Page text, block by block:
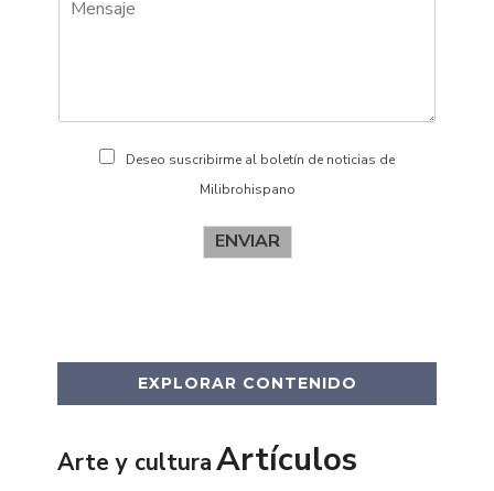
Deseo suscribirme al boletín de noticias de
Milibrohispano
ENVIAR
EXPLORAR CONTENIDO
Arte y culturaArtículos